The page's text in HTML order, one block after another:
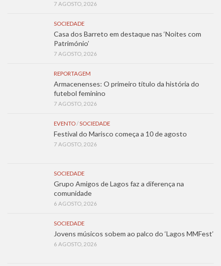
7 AGOSTO, 2026
SOCIEDADE
Casa dos Barreto em destaque nas ‘Noites com
Património’
7 AGOSTO, 2026
REPORTAGEM
Armacenenses: O primeiro título da história do
futebol feminino
7 AGOSTO, 2026
EVENTO/SOCIEDADE
Festival do Marisco começa a 10 de agosto
7 AGOSTO, 2026
SOCIEDADE
Grupo Amigos de Lagos faz a diferença na
comunidade
6 AGOSTO, 2026
SOCIEDADE
Jovens músicos sobem ao palco do ‘Lagos MMFest’
6 AGOSTO, 2026